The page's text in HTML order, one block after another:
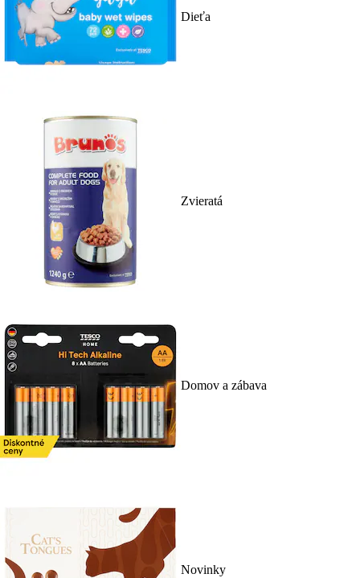
Dieťa
Zvieratá
Domov a zábava
Novinky